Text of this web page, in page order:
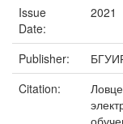
Issue
Date:
2021
Publisher:
Citation: